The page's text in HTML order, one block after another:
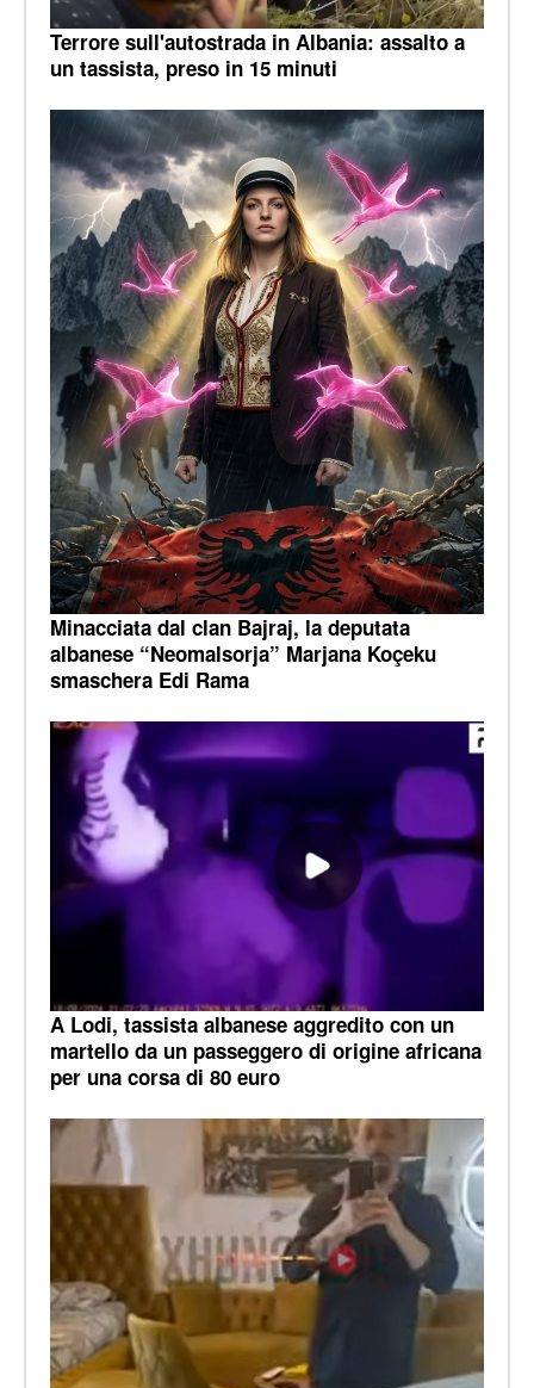
Terrore sull'autostrada in Albania: assalto a
un tassista, preso in 15 minuti
Minacciata dal clan Bajraj, la deputata
albanese “Neomalsorja” Marjana Koçeku
smaschera Edi Rama
A Lodi, tassista albanese aggredito con un
martello da un passeggero di origine africana
per una corsa di 80 euro